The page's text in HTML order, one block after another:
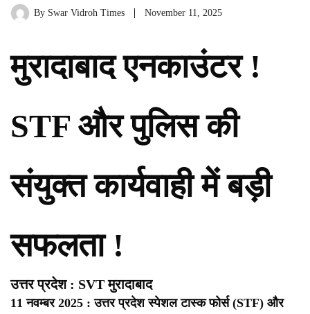
By Swar Vidroh Times November 11, 2025
मुरादाबाद एनकाउंटर !
STF और पुलिस की
संयुक्त कार्यवाही में बड़ी
सफलता !
उत्तर प्रदेश : SVT मुरादाबाद
11 नवम्बर 2025 : उत्तर प्रदेश स्पेशल टास्क फोर्स (STF) और